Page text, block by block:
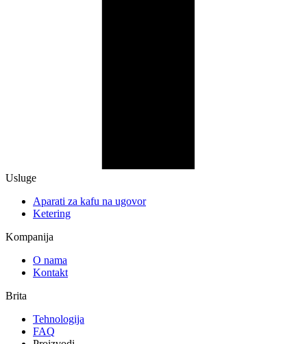
Usluge
Aparati za kafu na ugovor
Ketering
Kompanija
O nama
Kontakt
Brita
Tehnologija
FAQ